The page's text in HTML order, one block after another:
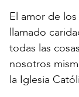
El amor de
llamado
todas las
nosotros
la Iglesia